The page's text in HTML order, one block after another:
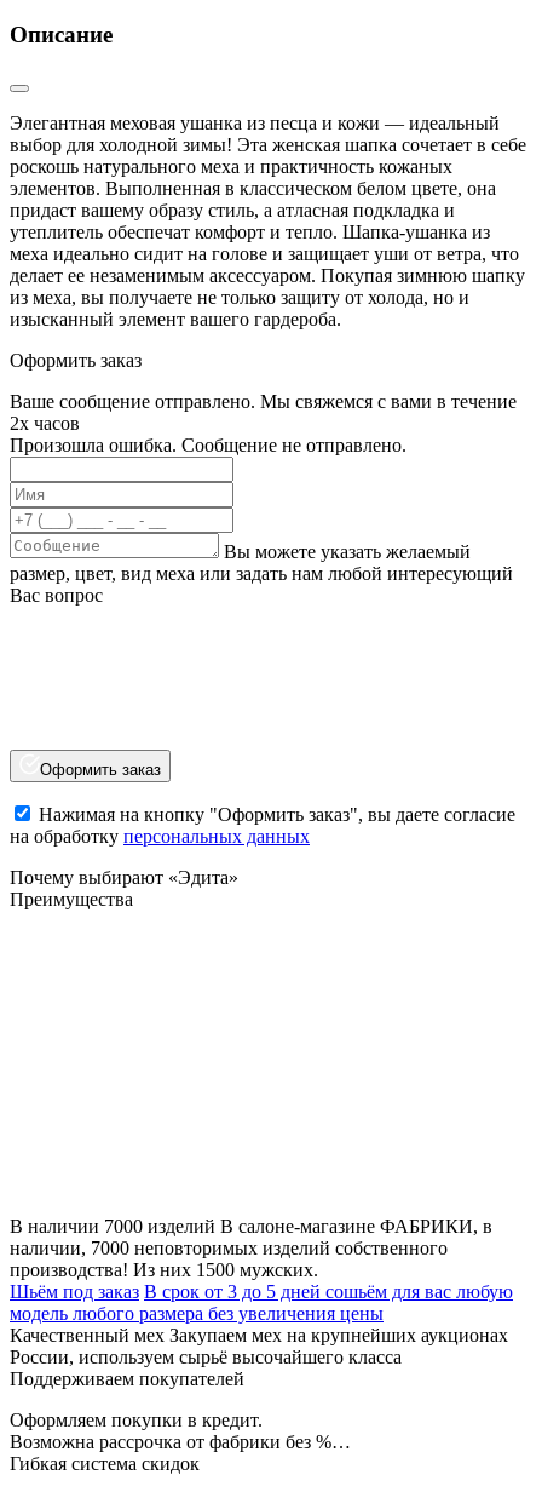
Описание
Элегантная меховая ушанка из песца и кожи — идеальный
выбор для холодной зимы! Эта женская шапка сочетает в себе
роскошь натурального меха и практичность кожаных
элементов. Выполненная в классическом белом цвете, она
придаст вашему образу стиль, а атласная подкладка и
утеплитель обеспечат комфорт и тепло. Шапка-ушанка из
меха идеально сидит на голове и защищает уши от ветра, что
делает ее незаменимым аксессуаром. Покупая зимнюю шапку
из меха, вы получаете не только защиту от холода, но и
изысканный элемент вашего гардероба.
Оформить заказ
Ваше сообщение отправлено. Мы свяжемся с вами в течение
2х часов
Произошла ошибка. Сообщение не отправлено.
Вы можете указать желаемый
размер, цвет, вид меха или задать нам любой интересующий
Вас вопрос
Оформить заказ
Нажимая на кнопку "Оформить заказ", вы даете согласие
на обработку персональных данных
Почему выбирают «Эдита»
Преимущества
В наличии 7000 изделий В салоне-магазине ФАБРИКИ, в
наличии, 7000 неповторимых изделий собственного
производства! Из них 1500 мужских.
Шьём под заказ В срок от 3 до 5 дней сошьём для вас любую
модель любого размера без увеличения цены
Качественный мех Закупаем мех на крупнейших аукционах
России, используем сырьё высочайшего класса
Поддерживаем покупателей
Оформляем покупки в кредит.
Возможна рассрочка от фабрики без %…
Гибкая система скидок